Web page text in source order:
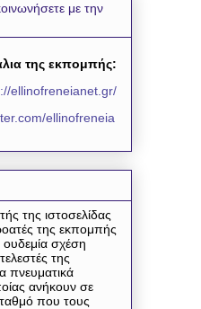
με την
της εκπομπής:
ellinofreneianet.gr/
ellinofreneia
της ιστοσελίδας
της εκπομπής
σχέση
της
πνευματικά
ανήκουν σε
που τους